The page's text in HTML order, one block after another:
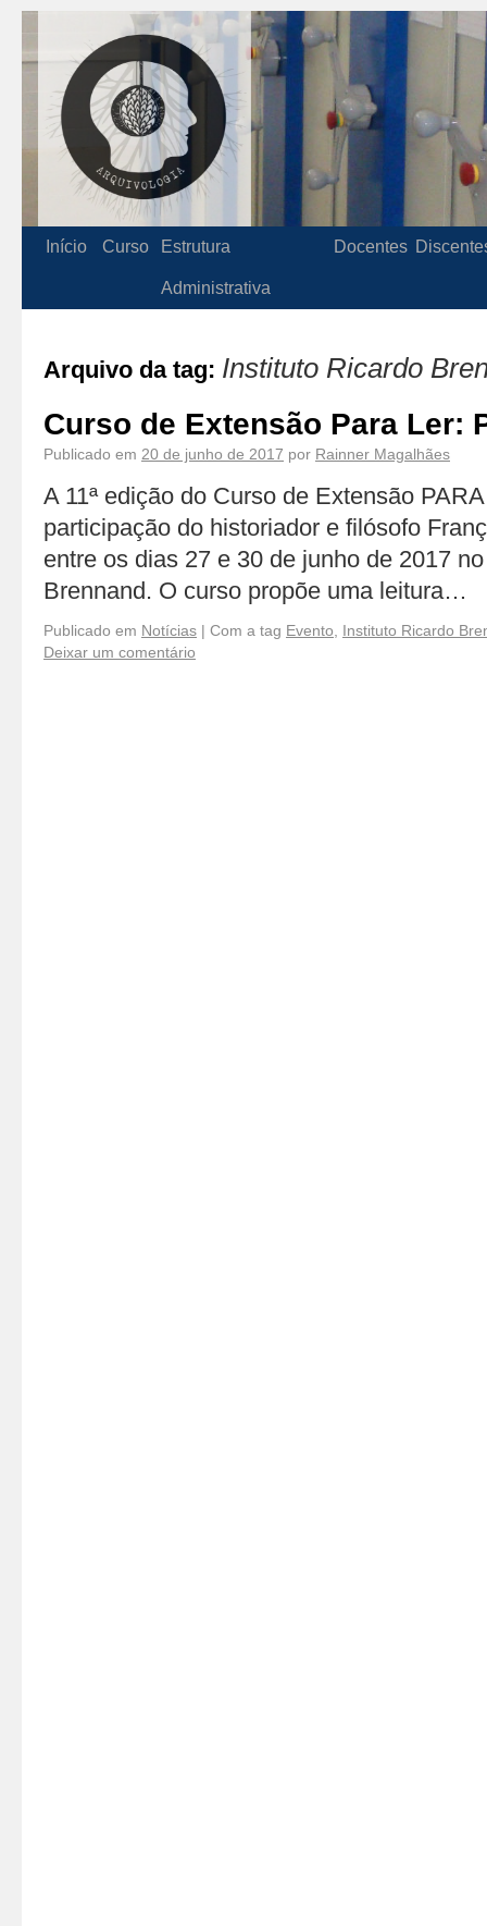
Início Curso Estrutura
Administrativa
Docentes
Arquivo da tag: Instituto Ricardo
Curso de Extensão Para Ler:
Publicado em 20 de junho de 2017 por Rainner Magalhães
A 11ª edição do Curso de Extensão
participação do historiador e filósofo
entre os dias 27 e 30 de junho de 2017
Brennand. O curso propõe uma leitura…
Publicado em Notícias | Com a tag Evento
Instituto Ricardo
Deixar um comentário